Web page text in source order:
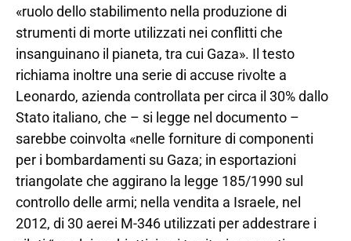
«ruolo dello stabilimento nella produzione di
strumenti di morte utilizzati nei conflitti che
insanguinano il pianeta, tra cui Gaza». Il testo
richiama inoltre una serie di accuse rivolte a
Leonardo, azienda controllata per circa il 30% dallo
Stato italiano, che – si legge nel documento –
sarebbe coinvolta «nelle forniture di componenti
per i bombardamenti su Gaza; in esportazioni
triangolate che aggirano la legge 185/1990 sul
controllo delle armi; nella vendita a Israele, nel
2012, di 30 aerei M-346 utilizzati per addestrare i